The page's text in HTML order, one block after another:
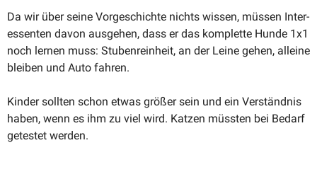
Da wir über seine Vorge­schichte nichts wissen, müssen Inter­
es­senten davon ausgehen, dass er das komplette Hunde 1x1
noch lernen muss: Stuben­reinheit, an der Leine gehen, alleine
bleiben und Auto fahren.
Kinder sollten schon etwas größer sein und ein Verständnis
haben, wenn es ihm zu viel wird. Katzen müssten bei Bedarf
getestet werden.